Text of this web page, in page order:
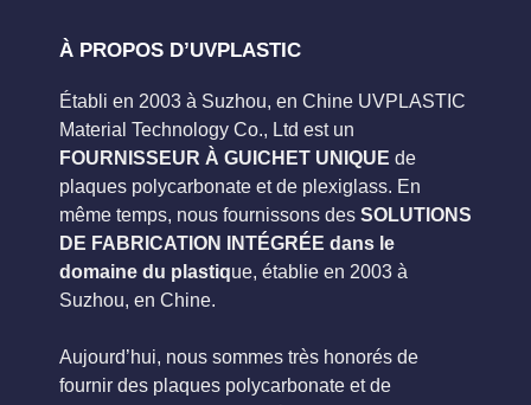
À PROPOS D’UVPLASTIC
Établi en 2003 à Suzhou, en Chine UVPLASTIC
Material Technology Co., Ltd est un
FOURNISSEUR À GUICHET UNIQUE de
plaques polycarbonate et de plexiglass. En
même temps, nous fournissons des SOLUTIONS
DE FABRICATION INTÉGRÉE dans le
domaine du plastique, établie en 2003 à
Suzhou, en Chine.
Aujourd’hui, nous sommes très honorés de
fournir des plaques polycarbonate et de